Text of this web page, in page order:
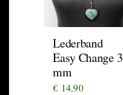
Lederband
Easy Change 3
mm
€ 14,90